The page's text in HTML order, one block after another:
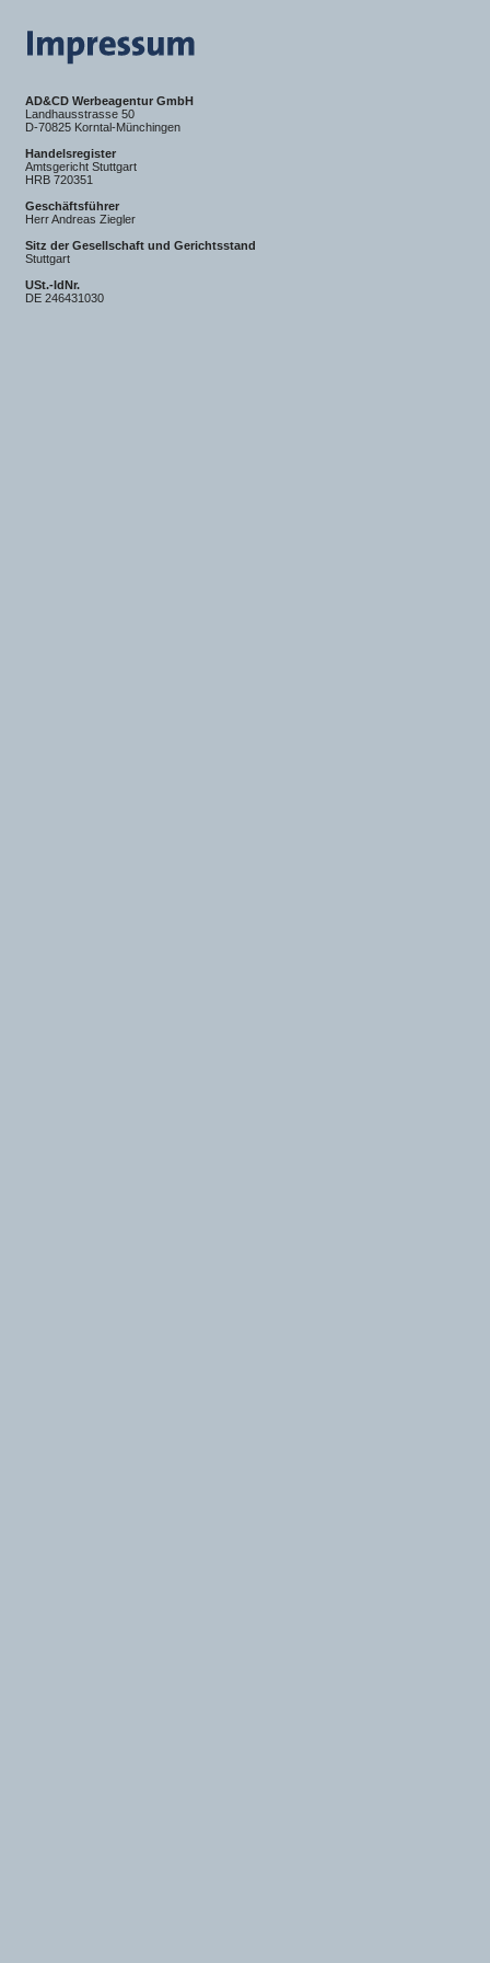
AD&CD Werbeagentur GmbH
Landhausstrasse 50
D-70825 Korntal-Münchingen
Handelsregister
Amtsgericht Stuttgart
HRB 720351
Geschäftsführer
Herr Andreas Ziegler
Sitz der Gesellschaft und Gerichtsstand
Stuttgart
USt.-IdNr.
DE 246431030